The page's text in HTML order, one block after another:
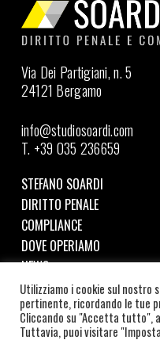
Via Dei Partigiani, n. 5
24121 Bergamo
info@studiosoardi.com
T. +39 035 236659
STEFANO SOARDI
DIRITTO PENALE
COMPLIANCE
DOVE OPERIAMO
NEWS
Seguici su LinkedIn
Utilizziamo i cookie sul nostro
pertinente, ricordando le tue
Cliccando su "Accetta tutto",
Tuttavia, puoi visitare